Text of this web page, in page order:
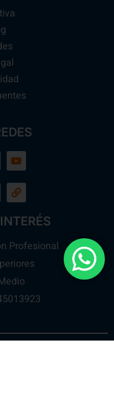
Profesional